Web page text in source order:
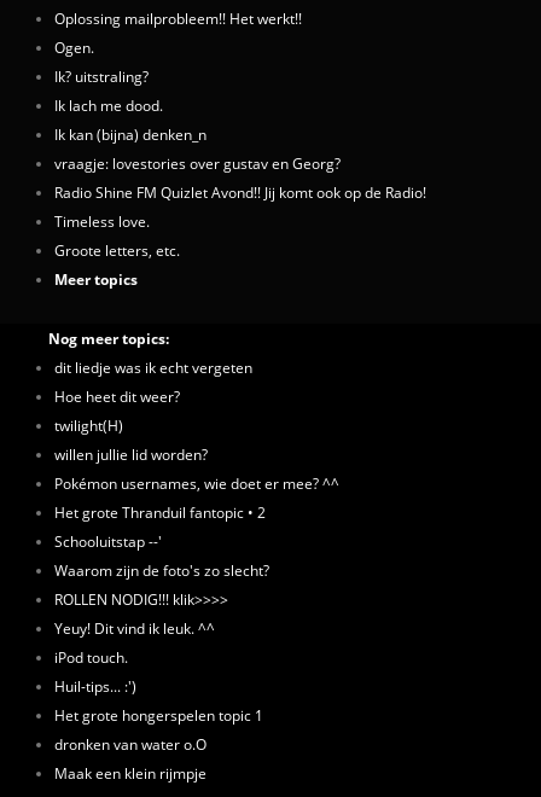
Oplossing mailprobleem!! Het werkt!!
Ogen.
Ik? uitstraling?
Ik lach me dood.
Ik kan (bijna) denken_n
vraagje: lovestories over gustav en Georg?
Radio Shine FM Quizlet Avond!! Jij komt ook op de Radio!
Timeless love.
Groote letters, etc.
Meer topics
Nog meer topics:
dit liedje was ik echt vergeten
Hoe heet dit weer?
twilight(H)
willen jullie lid worden?
Pokémon usernames, wie doet er mee? ^^
Het grote Thranduil fantopic • 2
Schooluitstap --'
Waarom zijn de foto's zo slecht?
ROLLEN NODIG!!! klik>>>>
Yeuy! Dit vind ik leuk. ^^
iPod touch.
Huil-tips... :')
Het grote hongerspelen topic 1
dronken van water o.O
Maak een klein rijmpje